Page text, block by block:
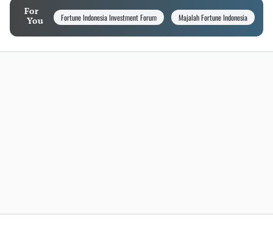
For
You
Fortune Indonesia Investment Forum Majalah Fortune Indonesia